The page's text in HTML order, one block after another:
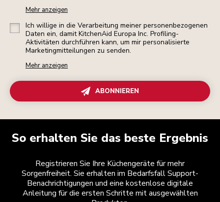
Mehr anzeigen
Ich willige in die Verarbeitung meiner personenbezogenen
Daten ein, damit KitchenAid Europa Inc. Profiling-
Aktivitäten durchführen kann, um mir personalisierte
Marketingmitteilungen zu senden.
Mehr anzeigen
ABONNIEREN
So erhalten Sie das beste Ergebnis
Registrieren Sie Ihre Küchengeräte für mehr
Sorgenfreiheit. Sie erhalten im Bedarfsfall Support-
Benachrichtigungen und eine kostenlose digitale
Anleitung für die ersten Schritte mit ausgewählten